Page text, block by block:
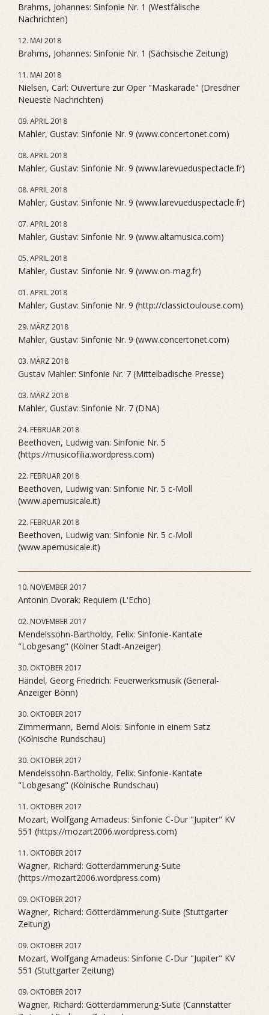
Brahms, Johannes: Sinfonie Nr. 1 (Westfälische
Nachrichten)
12. MAI 2018
Brahms, Johannes: Sinfonie Nr. 1 (Sächsische Zeitung)
11. MAI 2018
Nielsen, Carl: Ouverture zur Oper "Maskarade" (Dresdner
Neueste Nachrichten)
09. APRIL 2018
Mahler, Gustav: Sinfonie Nr. 9 (www.concertonet.com)
08. APRIL 2018
Mahler, Gustav: Sinfonie Nr. 9 (www.larevueduspectacle.fr)
08. APRIL 2018
Mahler, Gustav: Sinfonie Nr. 9 (www.larevueduspectacle.fr)
07. APRIL 2018
Mahler, Gustav: Sinfonie Nr. 9 (www.altamusica.com)
05. APRIL 2018
Mahler, Gustav: Sinfonie Nr. 9 (www.on-mag.fr)
01. APRIL 2018
Mahler, Gustav: Sinfonie Nr. 9 (http://classictoulouse.com)
29. MÄRZ 2018
Mahler, Gustav: Sinfonie Nr. 9 (www.concertonet.com)
03. MÄRZ 2018
Gustav Mahler: Sinfonie Nr. 7 (Mittelbadische Presse)
03. MÄRZ 2018
Mahler, Gustav: Sinfonie Nr. 7 (DNA)
24. FEBRUAR 2018
Beethoven, Ludwig van: Sinfonie Nr. 5
(https://musicofilia.wordpress.com)
22. FEBRUAR 2018
Beethoven, Ludwig van: Sinfonie Nr. 5 c-Moll
(www.apemusicale.it)
22. FEBRUAR 2018
Beethoven, Ludwig van: Sinfonie Nr. 5 c-Moll
(www.apemusicale.it)
10. NOVEMBER 2017
Antonin Dvorak: Requiem (L'Echo)
02. NOVEMBER 2017
Mendelssohn-Bartholdy, Felix: Sinfonie-Kantate
"Lobgesang" (Kölner Stadt-Anzeiger)
30. OKTOBER 2017
Händel, Georg Friedrich: Feuerwerksmusik (General-
Anzeiger Bonn)
30. OKTOBER 2017
Zimmermann, Bernd Alois: Sinfonie in einem Satz
(Kölnische Rundschau)
30. OKTOBER 2017
Mendelssohn-Bartholdy, Felix: Sinfonie-Kantate
"Lobgesang" (Kölnische Rundschau)
11. OKTOBER 2017
Mozart, Wolfgang Amadeus: Sinfonie C-Dur "Jupiter" KV
551 (https://mozart2006.wordpress.com)
11. OKTOBER 2017
Wagner, Richard: Götterdämmerung-Suite
(https://mozart2006.wordpress.com)
09. OKTOBER 2017
Wagner, Richard: Götterdämmerung-Suite (Stuttgarter
Zeitung)
09. OKTOBER 2017
Mozart, Wolfgang Amadeus: Sinfonie C-Dur "Jupiter" KV
551 (Stuttgarter Zeitung)
09. OKTOBER 2017
Wagner, Richard: Götterdämmerung-Suite (Cannstatter